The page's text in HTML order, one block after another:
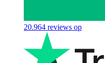
20.964 reviews op